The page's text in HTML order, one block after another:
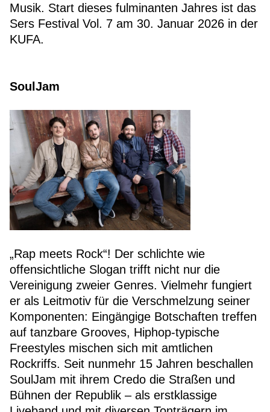
Musik. Start dieses fulminanten Jahres ist das
Sers Festival Vol. 7 am 30. Januar 2026 in der
KUFA.
SoulJam
„Rap meets Rock“! Der schlichte wie
offensichtliche Slogan trifft nicht nur die
Vereinigung zweier Genres. Vielmehr fungiert
er als Leitmotiv für die Verschmelzung seiner
Komponenten: Eingängige Botschaften treffen
auf tanzbare Grooves, Hiphop-typische
Freestyles mischen sich mit amtlichen
Rockriffs. Seit nunmehr 15 Jahren beschallen
SoulJam mit ihrem Credo die Straßen und
Bühnen der Republik – als erstklassige